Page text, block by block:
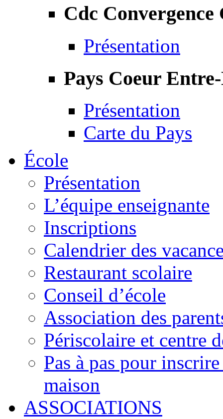
Cdc Convergence
Présentation
Pays Coeur
Présentation
Carte du Pays
École
Présentation
L’équipe enseignante
Inscriptions
Calendrier des
Restaurant scolaire
Conseil d’école
Association des
Périscolaire et centre
Pas à pas pour
maison
ASSOCIATIONS